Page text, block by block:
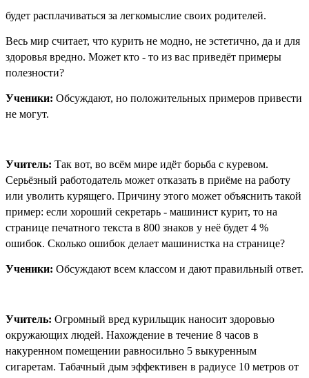
будет расплачиваться за легкомыслие своих родителей.
Весь мир считает, что курить не модно, не эстетично, да и для
здоровья вредно. Может кто - то из вас приведёт примеры
полезности?
Ученики: Обсуждают, но положительных примеров привести
не могут.
Учитель: Так вот, во всём мире идёт борьба с куревом.
Серьёзный работодатель может отказать в приёме на работу
или уволить курящего. Причину этого может объяснить такой
пример: если хороший секретарь - машинист курит, то на
странице печатного текста в 800 знаков у неё будет 4 %
ошибок. Сколько ошибок делает машинистка на странице?
Ученики: Обсуждают всем классом и дают правильный ответ.
Учитель: Огромный вред курильщик наносит здоровью
окружающих людей. Нахождение в течение 8 часов в
накуренном помещении равносильно 5 выкуренным
сигаретам. Табачный дым эффективен в радиусе 10 метров от